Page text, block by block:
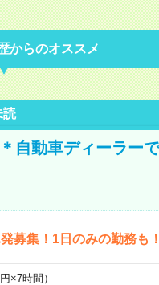
からのオススメ
読
自動車ディーラー
募集！1日のみの勤務も！
×7時間）